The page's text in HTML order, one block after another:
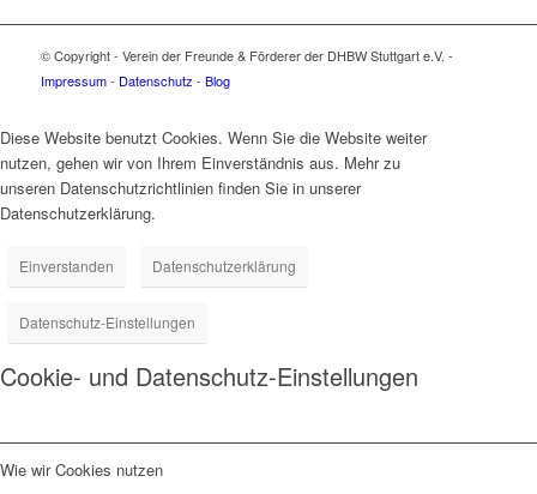
© Copyright - Verein der Freunde & Förderer der DHBW Stuttgart e.V. -
Impressum- Datenschutz - Blog
Diese Website benutzt Cookies. Wenn Sie die Website weiter
nutzen, gehen wir von Ihrem Einverständnis aus. Mehr zu
unseren Datenschutzrichtlinien finden Sie in unserer
Datenschutzerklärung.
Einverstanden Datenschutzerklärung
Datenschutz-Einstellungen
Cookie- und Datenschutz-Einstellungen
Wie wir Cookies nutzen